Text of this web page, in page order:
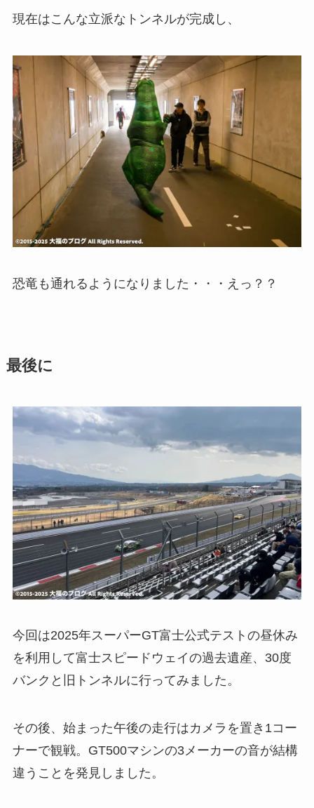
現在はこんな立派なトンネルが完成し、
恐竜も通れるようになりました・・・えっ？？
最後に
今回は2025年スーパーGT富士公式テストの昼休み
を利用して富士スピードウェイの過去遺産、30度
バンクと旧トンネルに行ってみました。
その後、始まった午後の走行はカメラを置き1コー
ナーで観戦。GT500マシンの3メーカーの音が結構
違うことを発見しました。